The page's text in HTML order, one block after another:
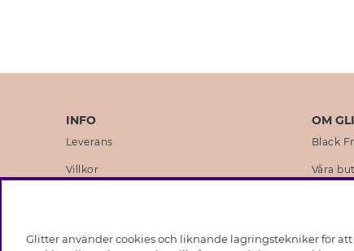
INFO
Leverans
Villkor
OM
Black
Våra
Glitter använder cookies och liknande lagringstekniker för